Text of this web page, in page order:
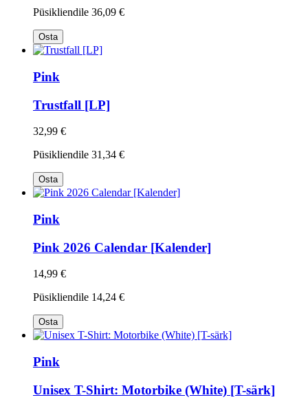
Püsikliendile 36,09 €
Osta
Pink
Trustfall [LP]
32,99 €
Püsikliendile 31,34 €
Osta
Pink
Pink 2026 Calendar [Kalender]
14,99 €
Püsikliendile 14,24 €
Osta
Pink
Unisex T-Shirt: Motorbike (White) [T-särk]